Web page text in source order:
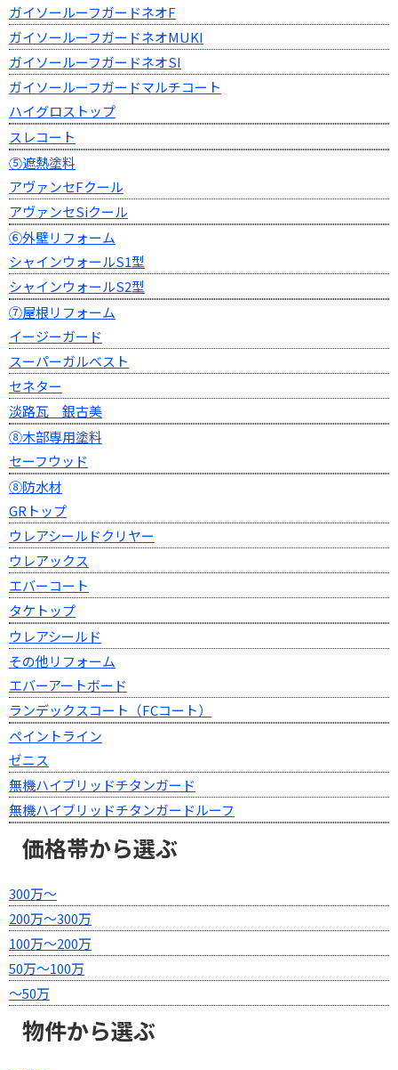
ガイソールーフガードネオF
ガイソールーフガードネオMUKI
ガイソールーフガードネオSI
ガイソールーフガードマルチコート
ハイグロストップ
スレコート
⑤遮熱塗料
アヴァンセFクール
アヴァンセSiクール
⑥外壁リフォーム
シャインウォールS1型
シャインウォールS2型
⑦屋根リフォーム
イージーガード
スーパーガルベスト
セネター
淡路瓦 銀古美
⑧木部専用塗料
セーフウッド
⑧防水材
GRトップ
ウレアシールドクリヤー
ウレアックス
エバーコート
タケトップ
ウレアシールド
その他リフォーム
エバーアートボード
ランデックスコート（FCコート）
ペイントライン
ゼニス
無機ハイブリッドチタンガード
無機ハイブリッドチタンガードルーフ
価格帯から選ぶ
300万～
200万～300万
100万～200万
50万～100万
～50万
物件から選ぶ